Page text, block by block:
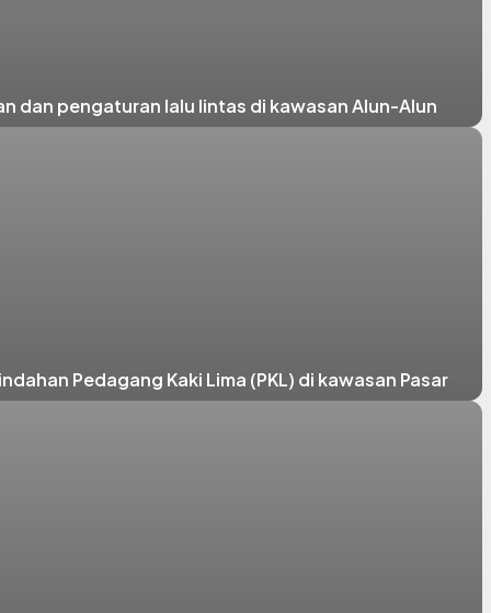
dan pengaturan lalu lintas di kawasan Alun-Alun
Pedagang Kaki Lima (PKL) di kawasan Pasar